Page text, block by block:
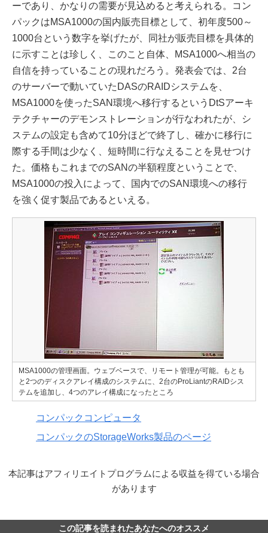
ーであり、かなりの需要が見込めると考えられる。コン
パックはMSA1000の国内販売目標として、初年度500～
1000台という数字を挙げたが、同社が販売目標を具体的
に示すことは珍しく、このこと自体、MSA1000へ相当の
自信を持っていることの現れだろう。発表会では、2台
のサーバーで動いていたDASのRAIDシステムを、
MSA1000を使ったSAN環境へ移行するというDtSアーキ
テクチャーのデモンストレーションが行なわれたが、シ
ステムの設定も含めて10分ほどで終了し、確かに移行に
際する手間は少なく、短時間に行なえることを見せつけ
た。価格もこれまでのSANの半額程度ということで、
MSA1000の投入によって、国内でのSAN環境への移行
を強く促す製品であるといえる。
MSA1000の管理画面。ウェブベースで、リモート管理が可能。もとも
と2つのディスクアレイ構成のシステムに、2台のProLiantのRAIDシス
テムを追加し、4つのアレイ構成になったところ
コンパックコンピュータ
コンパックのStorageWorks製品のページ
本記事はアフィリエイトプログラムによる収益を得ている場合
があります
この記事を読まれたあなたへのオススメ